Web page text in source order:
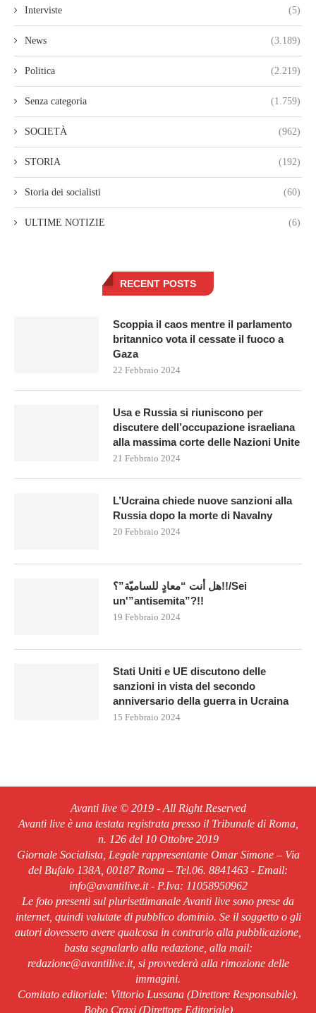
Interviste (5)
News (3.189)
Politica (2.219)
Senza categoria (1.759)
SOCIETÀ (962)
STORIA (192)
Storia dei socialisti (60)
ULTIME NOTIZIE (6)
RECENT POSTS
Scoppia il caos mentre il parlamento
britannico vota il cessate il fuoco a
Gaza
22 Febbraio 2024
Usa e Russia si riuniscono per
discutere dell’occupazione israeliana
alla massima corte delle Nazioni Unite
21 Febbraio 2024
L’Ucraina chiede nuove sanzioni alla
Russia dopo la morte di Navalny
20 Febbraio 2024
هل أنت “معادٍ للساميّة”؟!!/Sei
un'”antisemita”?!!
19 Febbraio 2024
Stati Uniti e UE discutono delle
sanzioni in vista del secondo
anniversario della guerra in Ucraina
15 Febbraio 2024
Avanti live © 2019 - All Right Reserved
Avanti live è una testata registrata presso il Tribunale di Roma,
n. 126 del 10 Ottobre 2019
Giornale Socialista, Legale rappresentante Omar Simone – Via
del Bufalo 138A, 00187 Roma – Tel.06. 8841463 - Email:
info@avantilive.it - P.Iva: 11058950962
Le foto presenti sul plurisettimanale Avanti live sono prese da
internet, quindi valutate di pubblico dominio. Se il soggetto o gli
autori dovessero avere qualcosa in contrario alla pubblicazione,
basta segnalarlo alla redazione, alla mail:
redazione@avantilive.it, si provvederà alla rimozione delle
immagini.
Comitato editoriale: Vittorio Lussana (Direttore Responsabile).
Bobo Craxi (Direttore Editoriale)